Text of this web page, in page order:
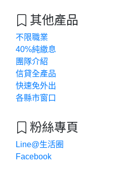
其他產品
不限職業
40%純繳息
團隊介紹
信貸全產品
快速免外出
各縣市窗口
粉絲專頁
Line@生活圈
Facebook